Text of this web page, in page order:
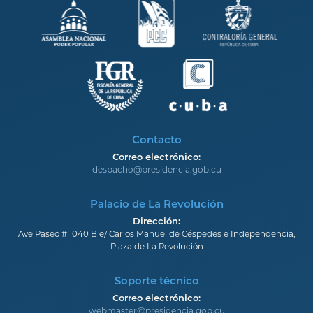
Contacto
Correo electrónico:
despacho@presidencia.gob.cu
Palacio de La Revolución
Dirección:
Ave Paseo # 1040 B e/ Carlos Manuel de Céspedes e Independencia,
Plaza de La Revolución
Soporte técnico
Correo electrónico:
webmaster@presidencia.gob.cu